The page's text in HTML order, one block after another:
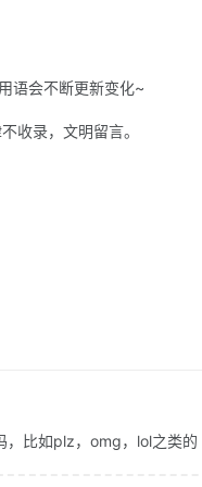
语会不断更新变化~
收录，文明留言。
，比如plz，omg，lol之类的